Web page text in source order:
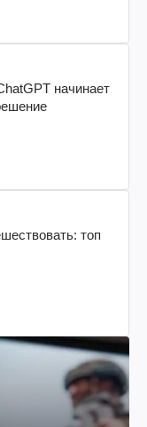
начинает
топ